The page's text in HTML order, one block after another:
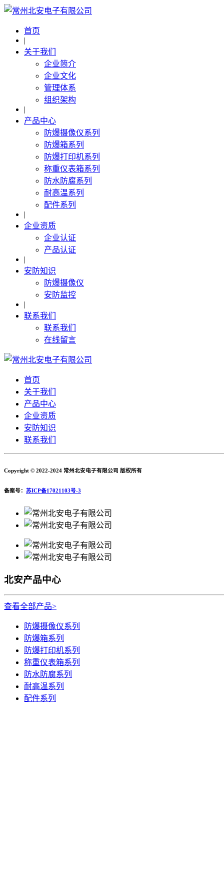
首页
|
关于我们
企业简介
企业文化
管理体系
组织架构
|
产品中心
防爆摄像仪系列
防爆箱系列
防爆打印机系列
称重仪表箱系列
防水防腐系列
耐高温系列
配件系列
|
企业资质
企业认证
产品认证
|
安防知识
防爆摄像仪
安防监控
|
联系我们
联系我们
在线留言
首页
关于我们
产品中心
企业资质
安防知识
联系我们
Copyright © 2022-2024 常州北安电子有限公司 版权所有
备案号： 苏ICP备17021103号-3
北安产品中心
查看全部产品>
防爆摄像仪系列
防爆箱系列
防爆打印机系列
称重仪表箱系列
防水防腐系列
耐高温系列
配件系列